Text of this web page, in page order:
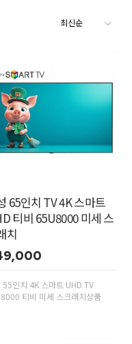
65인치 TV 4K 스마트
티비 65U8000 미세 스
치
55인치 4K 스마트 UHD TV
티비 미세 스크래치상품